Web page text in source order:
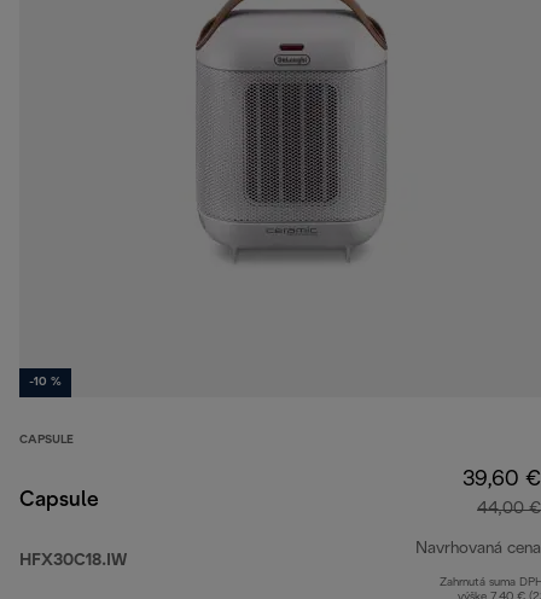
-10 %
CAPSULE
Capsule
HFX30C18.IW
39,60 €
44,00 €
Navrhovaná cena
Zahrnutá suma